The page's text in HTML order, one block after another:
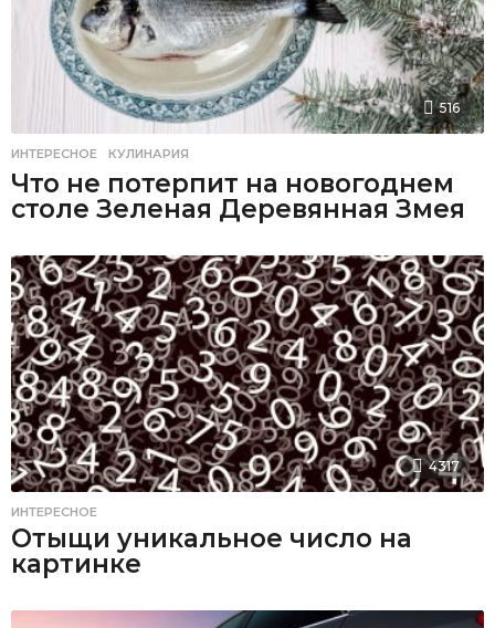
516
ИНТЕРЕСНОЕ ,КУЛИНАРИЯ
Что не потерпит на новогоднем
столе Зеленая Деревянная Змея
4317
ИНТЕРЕСНОЕ
Отыщи уникальное число на
картинке